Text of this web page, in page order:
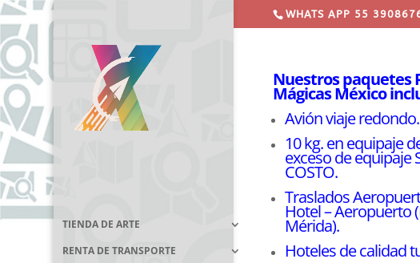
WHATS APP 55
TIENDA DE ARTE
RENTA DE TRANSPORTE
Nuestros paquetes
Mágicas México
Avión viaje redondo.
10 kg. en equipaje
exceso de equipaje
COSTO.
Traslados
Hotel – Aeropuerto
Mérida).
Hoteles de calidad